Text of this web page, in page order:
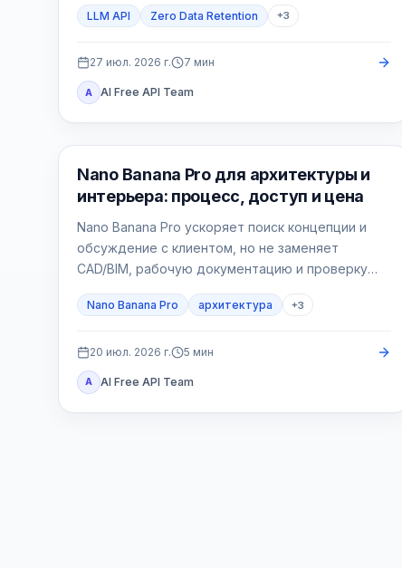
LLM API Zero Data Retention +3
27 июл. 2026 г. 7 мин
A AI Free API Team
Генерация изображений ИИ
Nano Banana Pro для архитектуры и
интерьера: процесс, доступ и цена
Nano Banana Pro ускоряет поиск концепции и
обсуждение с клиентом, но не заменяет
CAD/BIM, рабочую документацию и проверку
отбраковывать правдоподобные, но неверные
Nano Banana Pro архитектура +3
20 июл. 2026 г. 5 мин
A AI Free API Team